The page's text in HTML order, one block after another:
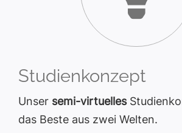
Studienkonzept
Unser semi-virtuelles
das Beste aus zwei Welten.